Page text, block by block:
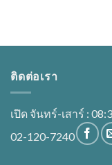
ติดต่อเรา
เปิด จันทร์-เสาร์ :
02-120-7240